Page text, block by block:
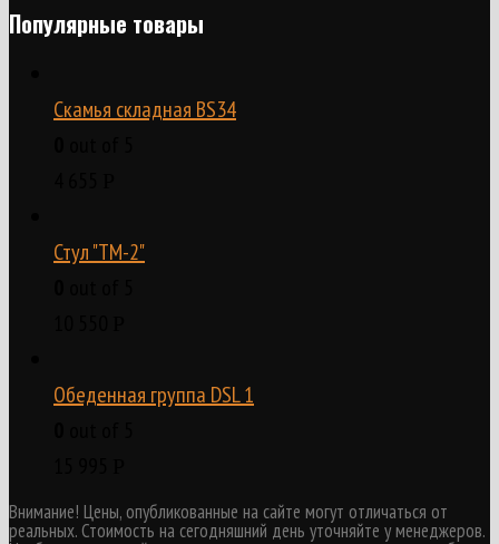
Популярные товары
Скамья складная BS34
Стул "ТМ-2"
Обеденная группа DSL 1
Внимание! Цены, опубликованные на сайте могут отличаться от
реальных. Стоимость на сегодняшний день уточняйте у менеджеров.